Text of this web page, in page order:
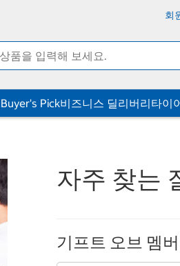
회
Buyer's Pick비즈니스 딜리버리타이
자주 찾는
기프트 오브 멤